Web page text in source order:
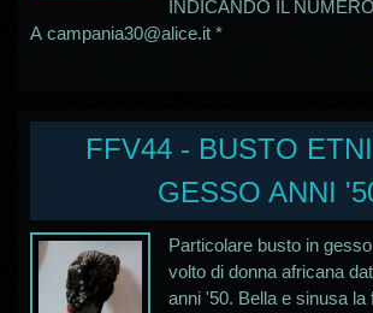
INDICANDO IL
A campania30@alice.it *
FFV44 - BUSTO
GESSO ANNI
Particolare busto in
volto di donna africana
anni '50. Bella e sinusa la